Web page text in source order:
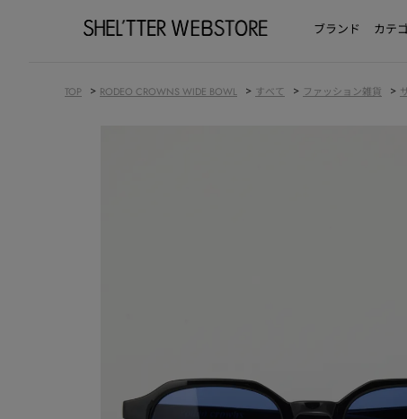
ブランド カテ
TOP > RODEO CROWNS WIDE BOWL > すべて > ファッション雑貨 >